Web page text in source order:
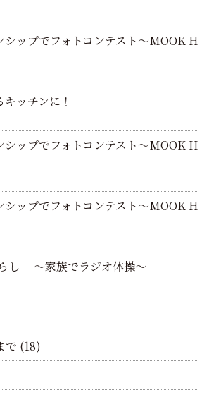
シップでフォトコンテスト～MOOK H
ッチンに！
シップでフォトコンテスト～MOOK H
シップでフォトコンテスト～MOOK H
し ～家族でラジオ体操～
で (18)